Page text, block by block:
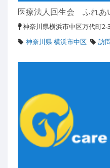
医療法人回生会 ふれあ
神奈川県横浜市中区万代町
神奈川県 横浜市中区
訪